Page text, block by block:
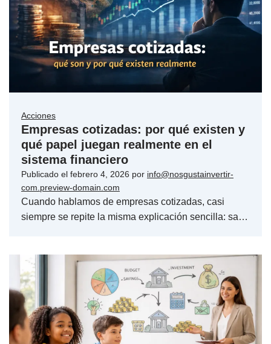
Acciones
Empresas cotizadas: por qué existen y
qué papel juegan realmente en el
sistema financiero
Publicado el febrero 4, 2026 por info@nosgustainvertir-
com.preview-domain.com
Cuando hablamos de empresas cotizadas, casi
siempre se repite la misma explicación sencilla: sa…